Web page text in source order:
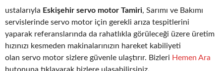
ustalarıyla Eskişehir servo motor Tamiri, Sarımı ve Bakımı
servislerinde servo motor için gerekli arıza tespitlerini
yaparak referanslarında da rahatlıkla görüleceği üzere üretim
hızınızı kesmeden makinalarınızın hareket kabiliyeti
olan servo motor sizlere güvenle ulaştırır. Bizleri Hemen Ara